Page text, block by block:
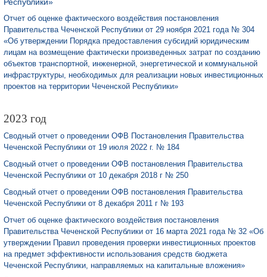
Республики»
Отчет об оценке фактического воздействия постановления
Правительства Чеченской Республики от 29 ноября 2021 года № 304
«Об утверждении Порядка предоставления субсидий юридическим
лицам на возмещение фактически произведенных затрат по созданию
объектов транспортной, инженерной, энергетической и коммунальной
инфраструктуры, необходимых для реализации новых инвестиционных
проектов на территории Чеченской Республики»
2023 год
Сводный отчет о проведении ОФВ Постановления Правительства
Чеченской Республики от 19 июля 2022 г. № 184
Сводный отчет о проведении ОФВ постановления Правительства
Чеченской Республики от 10 декабря 2018 г № 250
Сводный отчет о проведении ОФВ постановления Правительства
Чеченской Республики от 8 декабря 2011 г № 193
Отчет об оценке фактического воздействия постановления
Правительства Чеченской Республики от 16 марта 2021 года № 32 «Об
утверждении Правил проведения проверки инвестиционных проектов
на предмет эффективности использования средств бюджета
Чеченской Республики, направляемых на капитальные вложения»